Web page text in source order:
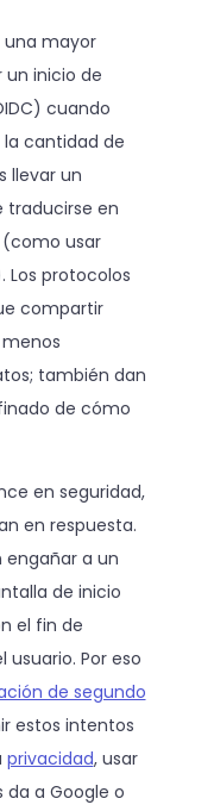
una mayor
un inicio de
cuando
cantidad de
llevar un
traducirse en
usar
Los protocolos
compartir
también dan
de cómo
en seguridad,
en respuesta.
engañar a un
de inicio
el fin de
usuario. Por eso
de segundo
estos intentos
privacidad, usar
da a Google o